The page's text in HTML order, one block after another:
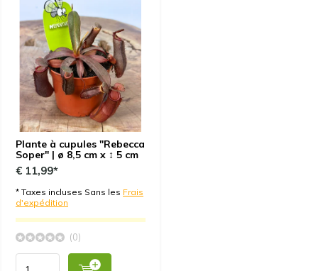
Plante à cupules "Rebecca
Soper" | ø 8,5 cm x ↕ 5 cm
€ 11,99*
* Taxes incluses Sans les Frais
d'expédition
(0)